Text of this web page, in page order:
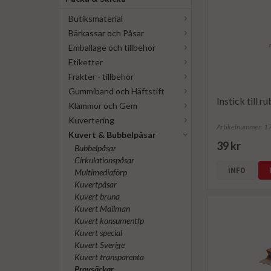
Butiksmaterial
Bärkassar och Påsar
Emballage och tillbehör
Etiketter
Frakter - tillbehör
Gummiband och Häftstift
Klämmor och Gem
Kuvertering
Kuvert & Bubbelpåsar
Bubbelpåsar
Cirkulationspåsar
Multimediaförp
Kuvertpåsar
Kuvert bruna
Kuvert Mailman
Kuvert konsumentfp
Kuvert special
Kuvert Sverige
Kuvert transparenta
Provsäckar
Instick till
Artikelnummer:
39 kr
INFO